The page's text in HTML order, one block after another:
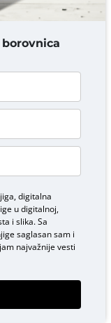
digitalna
u digitalnoj,
i slika. Sa
saglasan sam i
najvažnije vesti